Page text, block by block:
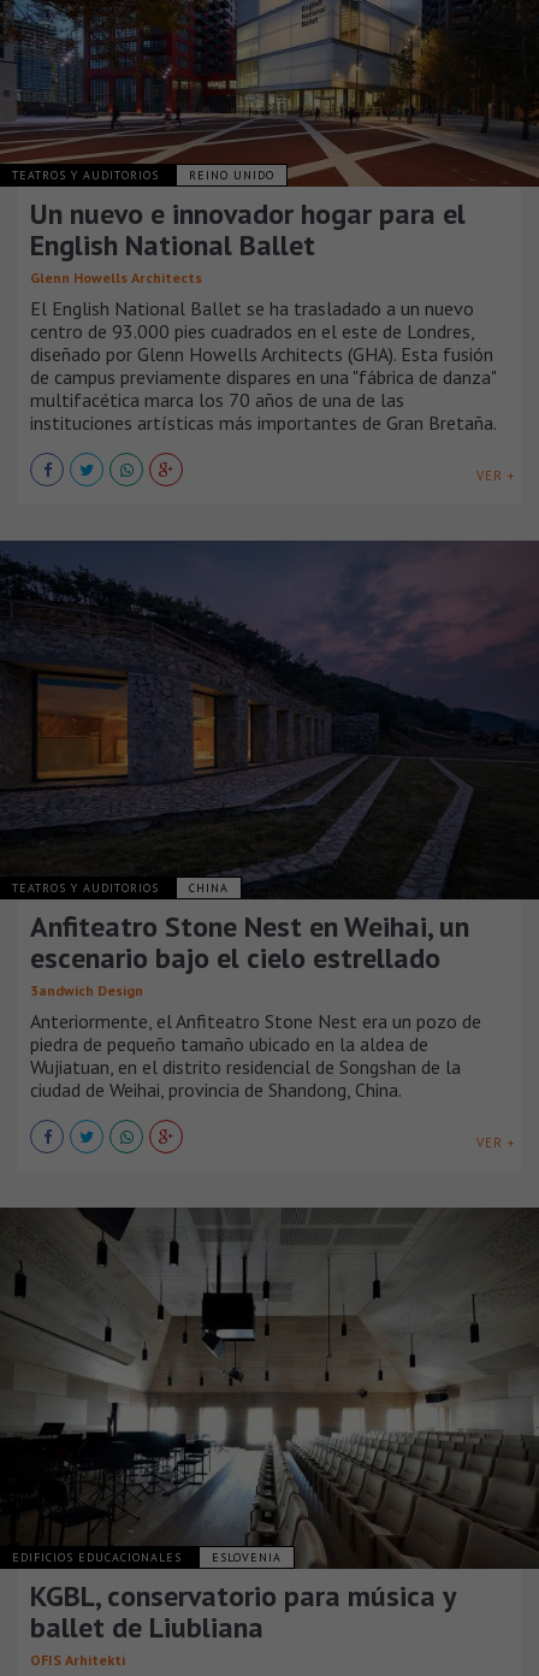
TEATROS Y AUDITORIOS REINO UNIDO
Un nuevo e innovador hogar para el
English National Ballet
Glenn Howells Architects
El English National Ballet se ha trasladado a un nuevo
centro de 93.000 pies cuadrados en el este de Londres,
diseñado por Glenn Howells Architects (GHA). Esta fusión
de campus previamente dispares en una "fábrica de danza"
multifacética marca los 70 años de una de las
instituciones artísticas más importantes de Gran Bretaña.
VER +
TEATROS Y AUDITORIOS CHINA
Anfiteatro Stone Nest en Weihai, un
escenario bajo el cielo estrellado
3andwich Design
Anteriormente, el Anfiteatro Stone Nest era un pozo de
piedra de pequeño tamaño ubicado en la aldea de
Wujiatuan, en el distrito residencial de Songshan de la
ciudad de Weihai, provincia de Shandong, China.
VER +
EDIFICIOS EDUCACIONALES ESLOVENIA
KGBL, conservatorio para música y
ballet de Liubliana
OFIS Arhitekti